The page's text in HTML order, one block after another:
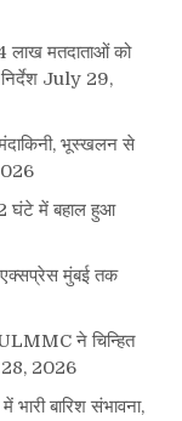
लाख मतदाताओं को
July 29,
भूस्खलन से
घंटे में बहाल हुआ
एक्सप्रेस मुंबई तक
ने चिन्हित
2026
बारिश संभावना,